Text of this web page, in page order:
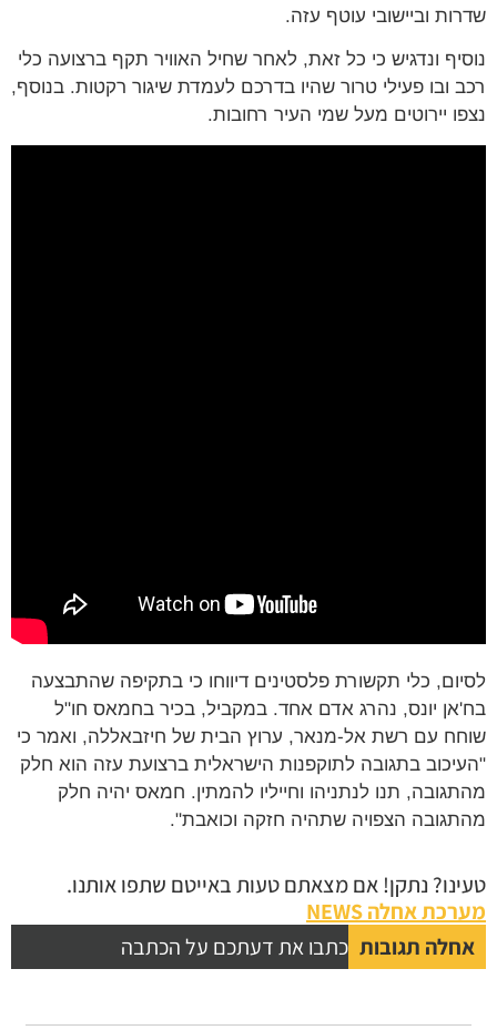
שדרות וביישובי עוטף עזה.
נוסיף ונדגיש כי כל זאת, לאחר שחיל האוויר תקף ברצועה כלי
רכב ובו פעילי טרור שהיו בדרכם לעמדת שיגור רקטות. בנוסף,
נצפו יירוטים מעל שמי העיר רחובות.
לסיום, כלי תקשורת פלסטינים דיווחו כי בתקיפה שהתבצעה
בח'אן יונס, נהרג אדם אחד. במקביל, בכיר בחמאס חו"ל
שוחח עם רשת אל-מנאר, ערוץ הבית של חיזבאללה, ואמר כי
"העיכוב בתגובה לתוקפנות הישראלית ברצועת עזה הוא חלק
מהתגובה, תנו לנתניהו וחייליו להמתין. חמאס יהיה חלק
מהתגובה הצפויה שתהיה חזקה וכואבת".
טעינו? נתקן! אם מצאתם טעות באייטם שתפו אותנו.
מערכת אחלה NEWS
אחלה תגובות כתבו את דעתכם על הכתבה